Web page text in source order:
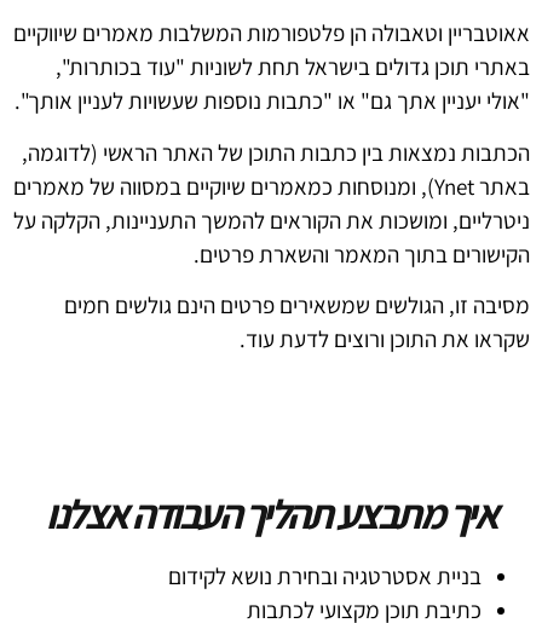
אאוטבריין וטאבולה הן פלטפורמות המשלבות מאמרים שיווקיים
באתרי תוכן גדולים בישראל תחת לשוניות "עוד בכותרות",
"אולי יעניין אתך גם" או "כתבות נוספות שעשויות לעניין אותך".
הכתבות נמצאות בין כתבות התוכן של האתר הראשי (לדוגמה,
באתר Ynet), ומנוסחות כמאמרים שיוקיים במסווה של מאמרים
ניטרליים, ומושכות את הקוראים להמשך התעניינות, הקלקה על
הקישורים בתוך המאמר והשארת פרטים.
מסיבה זו, הגולשים שמשאירים פרטים הינם גולשים חמים
שקראו את התוכן ורוצים לדעת עוד.
איך מתבצע תהליך העבודה אצלנו
בניית אסטרטגיה ובחירת נושא לקידום
כתיבת תוכן מקצועי לכתבות